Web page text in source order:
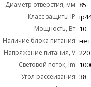
Диаметр отверстия, мм: 85
Класс защиты IP:
Мощность, Вт: 10
Наличие блока питания: нет
Напряжение питания, V: 220
Световой поток, lm:
Угол рассеивания: 38